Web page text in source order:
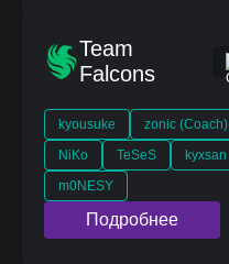
Team
Falcons
kyousuke
zonic (Coach)
NiKo
TeSeS
kyxsan
m0NESY
Подробнее